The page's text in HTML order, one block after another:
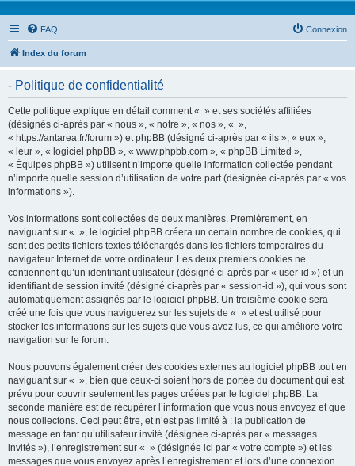
FAQ Connexion
Index du forum
- Politique de confidentialité
Cette politique explique en détail comment « » et ses sociétés affiliées
(désignés ci-après par « nous », « notre », « nos », « »,
« https://antarea.fr/forum ») et phpBB (désigné ci-après par « ils », « eux »,
« leur », « logiciel phpBB », « www.phpbb.com », « phpBB Limited »,
« Équipes phpBB ») utilisent n’importe quelle information collectée pendant
n’importe quelle session d’utilisation de votre part (désignée ci-après par « vos
informations »).
Vos informations sont collectées de deux manières. Premièrement, en
naviguant sur « », le logiciel phpBB créera un certain nombre de cookies, qui
sont des petits fichiers textes téléchargés dans les fichiers temporaires du
navigateur Internet de votre ordinateur. Les deux premiers cookies ne
contiennent qu’un identifiant utilisateur (désigné ci-après par « user-id ») et un
identifiant de session invité (désigné ci-après par « session-id »), qui vous sont
automatiquement assignés par le logiciel phpBB. Un troisième cookie sera
créé une fois que vous naviguerez sur les sujets de « » et est utilisé pour
stocker les informations sur les sujets que vous avez lus, ce qui améliore votre
navigation sur le forum.
Nous pouvons également créer des cookies externes au logiciel phpBB tout en
naviguant sur « », bien que ceux-ci soient hors de portée du document qui est
prévu pour couvrir seulement les pages créées par le logiciel phpBB. La
seconde manière est de récupérer l’information que vous nous envoyez et que
nous collectons. Ceci peut être, et n’est pas limité à : la publication de
message en tant qu’utilisateur invité (désignée ci-après par « messages
invités »), l’enregistrement sur « » (désignée ici par « votre compte ») et les
messages que vous envoyez après l’enregistrement et lors d’une connexion